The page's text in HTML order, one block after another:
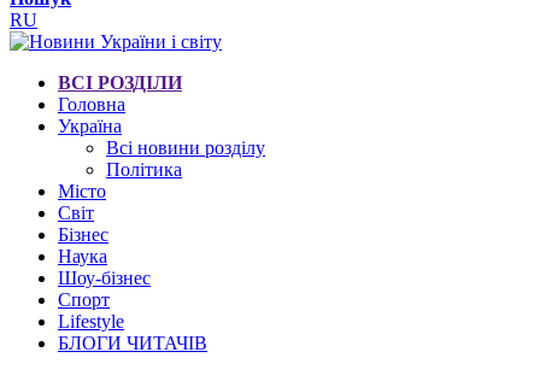
RU
ВСІ РОЗДІЛИ
Головна
Україна
Всі новини розділу
Політика
Місто
Світ
Бізнес
Наука
Шоу-бізнес
Спорт
Lifestyle
БЛОГИ ЧИТАЧІВ